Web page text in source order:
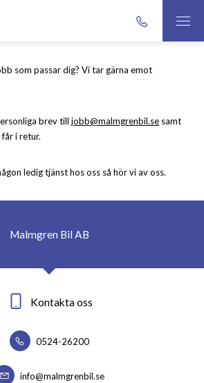
som passar dig? Vi tar gärna emot
brev till jobb@malmgrenbil.se samt
i retur.
ledig tjänst hos oss så hör vi av oss.
Malmgren Bil AB
Kontakta oss
0524-26200
info@malmgrenbil.se